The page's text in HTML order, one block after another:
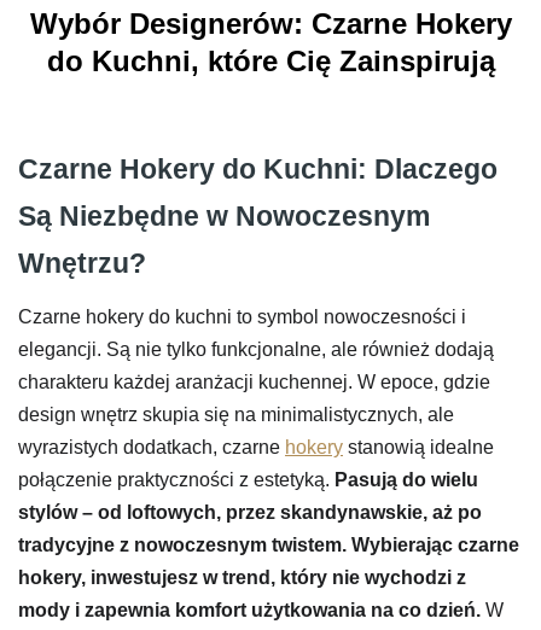
Wybór Designerów: Czarne Hokery
do Kuchni, które Cię Zainspirują
Czarne Hokery do Kuchni: Dlaczego
Są Niezbędne w Nowoczesnym
Wnętrzu?
Czarne hokery do kuchni to symbol nowoczesności i
elegancji. Są nie tylko funkcjonalne, ale również dodają
charakteru każdej aranżacji kuchennej. W epoce, gdzie
design wnętrz skupia się na minimalistycznych, ale
wyrazistych dodatkach, czarne hokery stanowią idealne
połączenie praktyczności z estetyką. Pasują do wielu
stylów – od loftowych, przez skandynawskie, aż po
tradycyjne z nowoczesnym twistem. Wybierając czarne
hokery, inwestujesz w trend, który nie wychodzi z
mody i zapewnia komfort użytkowania na co dzień. W